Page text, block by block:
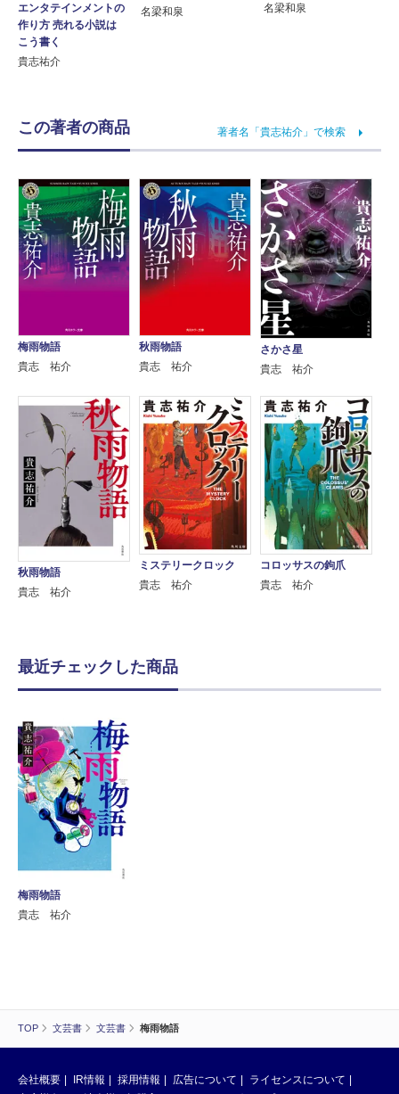
TOP 文芸書 文芸書 梅雨物語
エンタテインメントの
作り方 売れる小説は
こう書く
貴志祐介
名梁和泉
名梁和泉
この著者の商品 著者名「貴志祐介」で検索
梅雨物語
貴志 祐介
秋雨物語
貴志 祐介
さかさ星
貴志 祐介
秋雨物語
貴志 祐介
ミステリークロック
貴志 祐介
コロッサスの鉤爪
貴志 祐介
最近チェックした商品
梅雨物語
貴志 祐介
会社概要 IR情報 採用情報 広告について
ライセンスについて